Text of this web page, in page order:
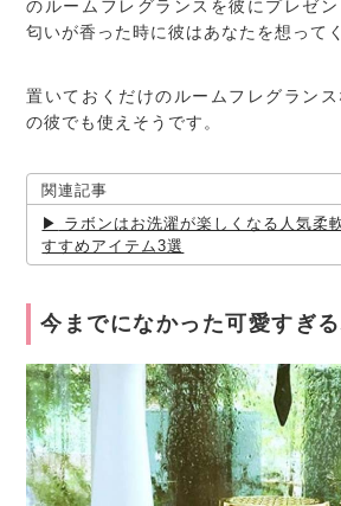
のルームフレグランスを彼にプレゼ
匂いが香った時に彼はあなたを想って
置いておくだけのルームフレグラン
の彼でも使えそうです。
関連記事
ラボンはお洗濯が楽しくなる人気柔
すすめアイテム3選
今までになかった可愛すぎ